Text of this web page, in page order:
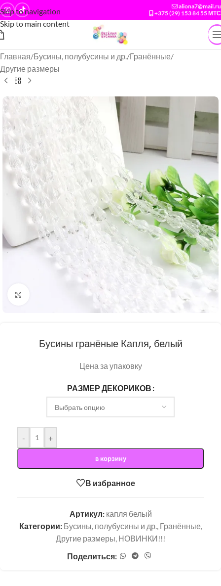
Skip to navigation
Skip to main content
aliona7@mail.ru
+375 (29) 153 84 55 МТС
Главная/Бусины, полубусины и др./Гранённые/
Другие размеры
Нажмите, чтобы увеличить
Бусины гранёные Капля, белый
Цена за упаковку
РАЗМЕР ДЕКОРИКОВ
- +
в корзину
В избранное
Артикул: капля белый
Категории: Бусины, полубусины и др., Гранённые,
Другие размеры, НОВИНКИ!!!
Поделиться: